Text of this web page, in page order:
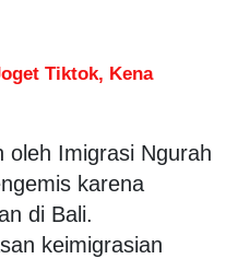
Tiktok, Kena
oleh Imigrasi Ngurah
karena
di Bali.
keimigrasian